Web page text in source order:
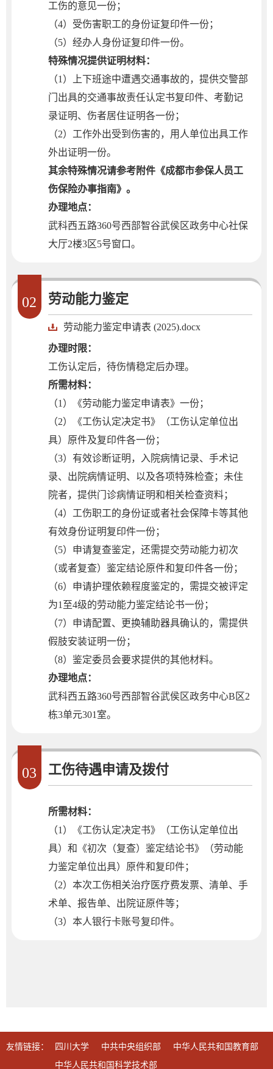
工伤的意见一份；
（4）受伤害职工的身份证复印件一份；
（5）经办人身份证复印件一份。
特殊情况提供证明材料：
（1）上下班途中遭遇交通事故的，提供交警部
门出具的交通事故责任认定书复印件、考勤记
录证明、伤者居住证明各一份；
（2）工作外出受到伤害的，用人单位出具工作
外出证明一份。
其余特殊情况请参考附件《成都市参保人员工
伤保险办事指南》。
办理地点：
武科西五路360号西部智谷武侯区政务中心社保
大厅2楼3区5号窗口。
02 劳动能力鉴定
劳动能力鉴定申请表 (2025).docx
办理时限：
工伤认定后，待伤情稳定后办理。
所需材料：
（1）《劳动能力鉴定申请表》一份；
（2）《工伤认定决定书》（工伤认定单位出
具）原件及复印件各一份；
（3）有效诊断证明，入院病情记录、手术记
录、出院病情证明、以及各项特殊检查；未住
院者，提供门诊病情证明和相关检查资料；
（4）工伤职工的身份证或者社会保障卡等其他
有效身份证明复印件一份；
（5）申请复查鉴定，还需提交劳动能力初次
（或者复查）鉴定结论原件和复印件各一份；
（6）申请护理依赖程度鉴定的，需提交被评定
为1至4级的劳动能力鉴定结论书一份；
（7）申请配置、更换辅助器具确认的，需提供
假肢安装证明一份；
（8）鉴定委员会要求提供的其他材料。
办理地点：
武科西五路360号西部智谷武侯区政务中心B区2
栋3单元301室。
03 工伤待遇申请及拨付
所需材料：
（1）《工伤认定决定书》（工伤认定单位出
具）和《初次（复查）鉴定结论书》（劳动能
力鉴定单位出具）原件和复印件；
（2）本次工伤相关治疗医疗费发票、清单、手
术单、报告单、出院证原件等；
（3）本人银行卡账号复印件。
友情链接： 四川大学 中共中央组织部
中华人民共和国教育部
中华人民共和国科学技术部